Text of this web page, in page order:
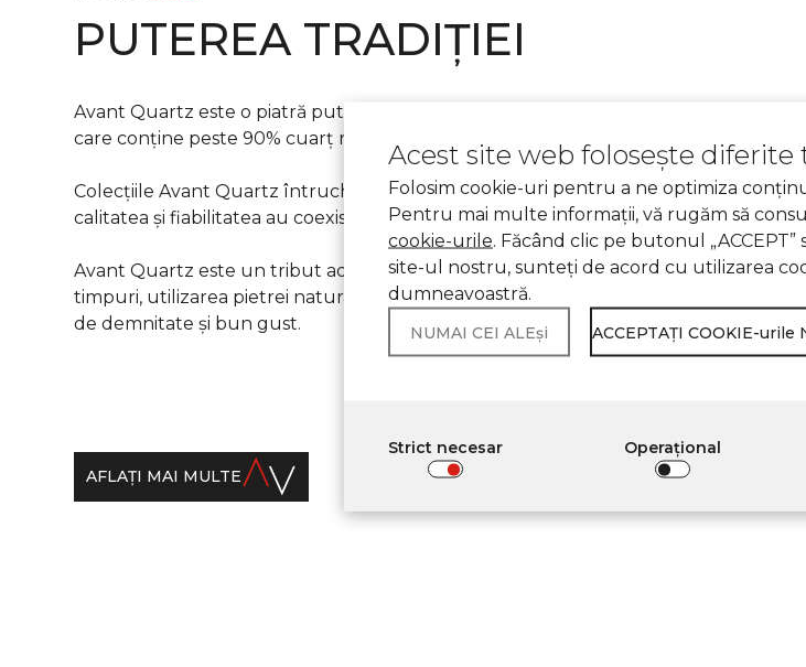
PUTEREA TRADIȚIEI
Avant Quartz este o piatră puternică, frumoasă și prietenoasă cu mediul
care conține peste 90% cuarț natural.
Colecțiile Avant Quartz întruchipează tradiții străvechi franțuzești, în care
calitatea și fiabilitatea au coexistat întotdeauna cu eleganța atemporală.
Avant Quartz este un tribut adus tradițiilor de secole. Din cele mai vechi
timpuri, utilizarea pietrei naturale în interioare a fost considerată un semn
de demnitate și bun gust.
AFLAŢI MAI MULTE
Acest site web folosește
Folosim cookie-uri pentru a ne optimiza
Pentru mai multe informații, vă rugăm să
cookie-urile. Făcând clic pe butonul
site-ul nostru, sunteţi de acord cu utilizarea
dumneavoastră.
NUMAI CEI ALEși ACCEPTAŢI COOKIE-urile
Strict necesar Operațional